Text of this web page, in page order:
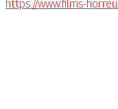
https://www.films-